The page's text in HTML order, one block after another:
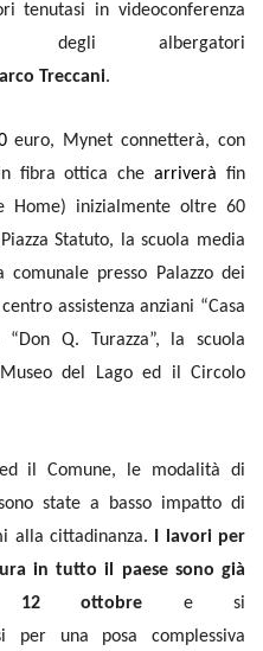
tenutasi
in videoconferenza
degli albergatori
Treccani.
euro, Mynet connetterà, con
fibra ottica chearriverà fin
Home) inizialmente oltre 60
Statuto, lascuola media
comunale presso Palazzo dei
centro assistenza anziani “Casa
Q. Turazza”, la scuola
Museo del Lago ed ilCircolo
ed il Comune, le modalità di
state a basso impatto di
alla cittadinanza.
I lavori per
in tutto il paesesono già
ottobre esi
per una posa complessiva